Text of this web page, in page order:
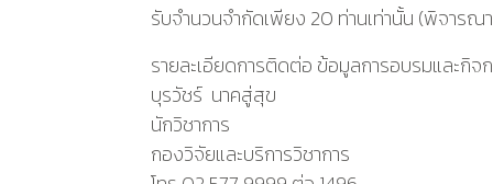
รับจำนวนจำกัดเพียง 20 ท่านเท่านั้น (พิจารณ
รายละเอียดการติดต่อ ข้อมูลการอบรมและกิจ
บุรวัชร์ นาคสู่สุข
นักวิชาการ
กองวิจัยและบริการวิชาการ